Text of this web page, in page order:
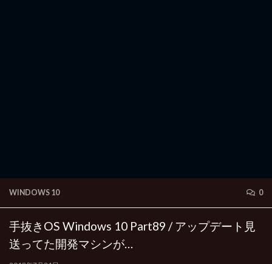
WINDOWS 10 0
手抜きOS Windows 10 Part89 / アップデート見
送ってた開発マシンが…